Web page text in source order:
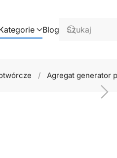
Blog
Agregat generator